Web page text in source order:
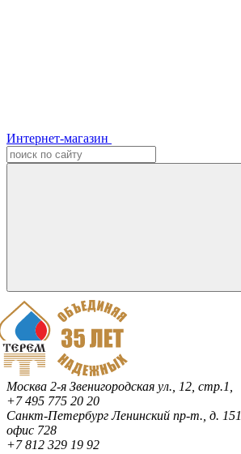
Интернет-магазин
Москва 2-я Звенигородская ул., 12, стр.1,
+7 495 775 20 20
Санкт-ПетербургЛенинский пр-т., д. 151,
офис 728
+7 812 329 19 92